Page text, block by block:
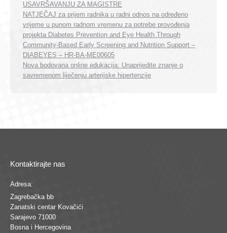
USAVRŠAVANJU ZA MAGISTRE
NATJEČAJ za prijem radnika u radni odnos na određeno
vrijeme u punom radnom vremenu za potrebe provođenja
projekta Diabetes Prevention and Eye Health Through
Community-Based Early Screening and Nutrition Support –
DIABEYES – HR-BA-ME00605
Nova bodovana online edukacija: Unaprijedite znanje o
savremenom liječenju arterijske hipertenzije
Kontaktirajte nas
Adresa:
Zagrebačka bb
Zanatski centar Kovačići
Sarajevo 71000
Bosna i Hercegovina